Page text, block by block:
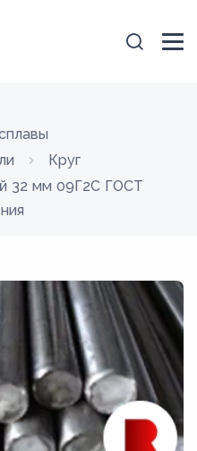
Круг
32 мм 09Г2С ГОСТ